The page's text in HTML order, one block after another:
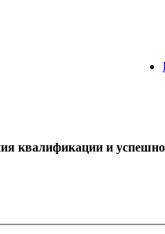
квалификации и